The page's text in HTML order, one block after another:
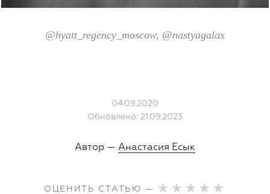
@hyatt_regency_moscow, @nastyagalax
04.09.2020
Обновлено: 21.09.2023
Автор — Анастасия Есык
ОЦЕНИТЬ СТАТЬЮ —